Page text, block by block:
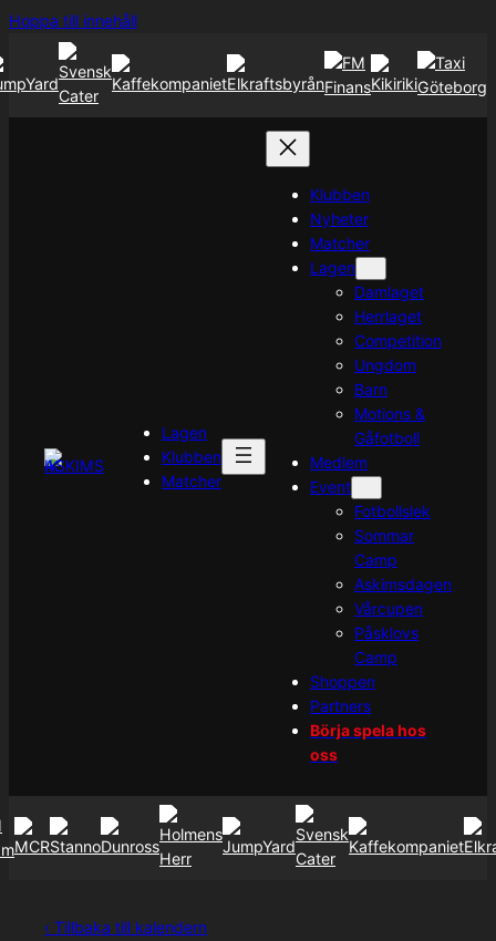
Hoppa till innehållHoppa
Lagen
Klubben
Matcher
Klubben
Nyheter
Matcher
Lagen
Damlaget
Herrlaget
Competition
Ungdom
Barn
Motions &
Gåfotboll
Medlem
Event
Fotbollslek
Sommar
Camp
Askimsdagen
Vårcupen
Påsklovs
Camp
Shoppen
Partners
Börja spela hos
oss
‹ Tillbaka till kalendern